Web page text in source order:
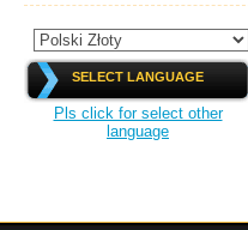
SELECT LANGUAGE
Pls click for select other
language